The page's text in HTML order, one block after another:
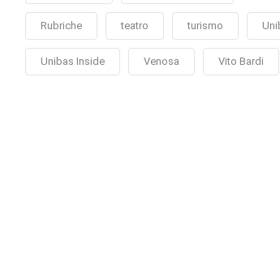
Rubriche teatro turismo
Unibas Inside Venosa Vito Bardi